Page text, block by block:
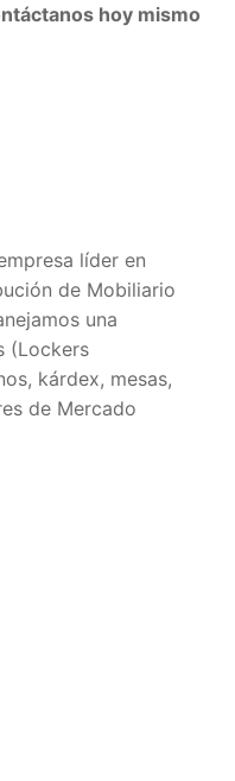
hoy mismo
líder en
de Mobiliario
una
(Lockers
kárdex, mesas,
de Mercado